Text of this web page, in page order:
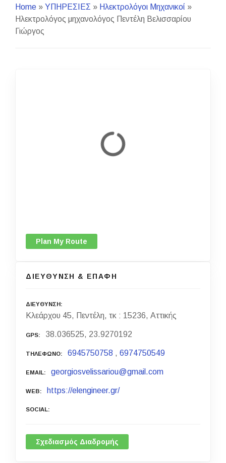
Home » ΥΠΗΡΕΣΙΕΣ » Ηλεκτρολόγοι Μηχανικοί »
Ηλεκτρολόγος μηχανολόγος Πεντέλη Βελισσαρίου
Γιώργος
Plan My Route
ΔΙΕΥΘΥΝΣΗ & ΕΠΑΦΗ
ΔΙΕΥΘΥΝΣΗ
Κλεάρχου 45, Πεντέλη, τκ : 15236, Αττικής
GPS 38.036525, 23.9270192
ΤΗΛΕΦΩΝΟ 6945750758 ,6974750549
EMAIL georgiosvelissariou@gmail.com
WEB https://elengineer.gr/
SOCIAL
Σχεδιασμός Διαδρομής